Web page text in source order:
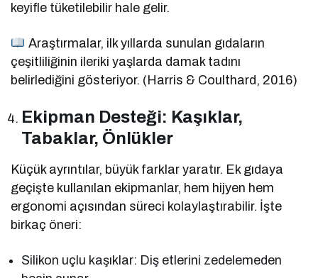
keyifle tüketilebilir hale gelir.
Araştırmalar, ilk yıllarda sunulan gıdaların
çeşitliliğinin ileriki yaşlarda damak tadını
belirlediğini gösteriyor. (Harris & Coulthard, 2016)
Ekipman Desteği: Kaşıklar,
Tabaklar, Önlükler
Küçük ayrıntılar, büyük farklar yaratır. Ek gıdaya
geçişte kullanılan ekipmanlar, hem hijyen hem
ergonomi açısından süreci kolaylaştırabilir. İşte
birkaç öneri:
Silikon uçlu kaşıklar: Diş etlerini zedelemeden